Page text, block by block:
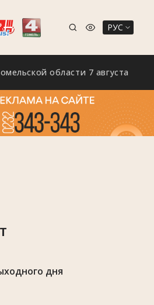
РУС
области 7 августа
дня